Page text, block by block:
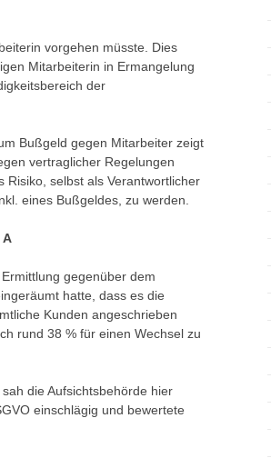
vorgehen müsste. Dies
Mitarbeiterin in Ermangelung
der
Bußgeld gegen Mitarbeiter zeigt
vertraglicher Regelungen
Risiko, selbst als Verantwortlicher
eines Bußgeldes, zu werden.
A
gegenüber dem
hatte, dass es die
Kunden angeschrieben
rund 38 % für einen Wechsel zu
die Aufsichtsbehörde hier
einschlägig und bewertete